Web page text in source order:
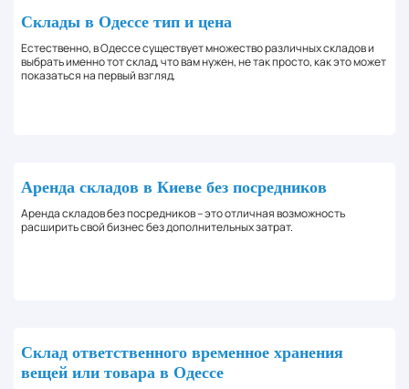
Склады в Одессе тип и цена
Естественно, в Одессе существует множество различных складов и
выбрать именно тот склад, что вам нужен, не так просто, как это может
показаться на первый взгляд.
Аренда складов в Киеве без посредников
Аренда складов без посредников – это отличная возможность
расширить свой бизнес без дополнительных затрат.
Cклад ответственного временное хранения
вещей или товара в Одессе